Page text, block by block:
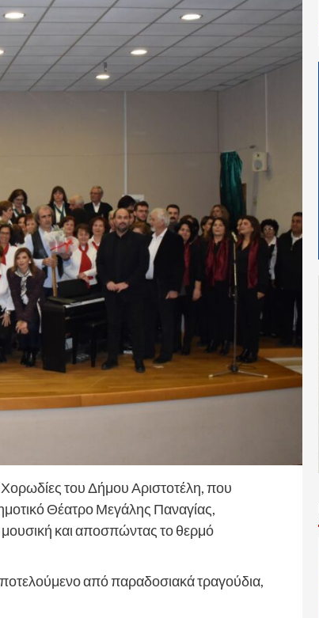
Χορωδίες του Δήμου Αριστοτέλη, που
Θέατρο Μεγάλης Παναγίας,
και αποσπώντας το θερμό
από παραδοσιακά τραγούδια,